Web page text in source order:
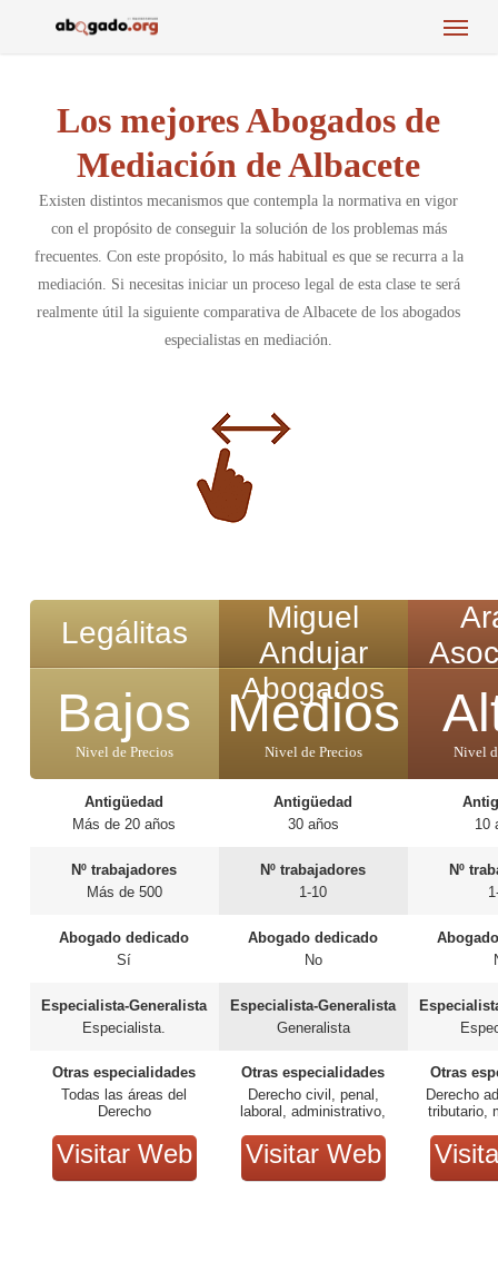
Menu
Los mejores Abogados de
Mediación de Albacete
Existen distintos mecanismos que contempla la normativa en vigor
con el propósito de conseguir la solución de los problemas más
frecuentes. Con este propósito, lo más habitual es que se recurra a la
mediación. Si necesitas iniciar un proceso legal de esta clase te será
realmente útil la siguiente comparativa de Albacete de los abogados
especialistas en mediación.
Legálitas
Bajos
Nivel de Precios
Antigüedad
Más de 20 años
Nº trabajadores
Más de 500
Abogado dedicado
Sí
Especialista-Generalista
Especialista.
Otras especialidades
Todas las áreas del
Derecho
Visitar Web
Miguel
Andujar
Abogados
Medios
Nivel de Precios
Antigüedad
30 años
Nº trabajadores
1-10
Abogado dedicado
No
Especialista-Generalista
Generalista
Otras especialidades
Derecho civil, penal,
laboral, administrativo,
Visitar Web
Nivel
10
Nº
Otras
Derecho
tributario,